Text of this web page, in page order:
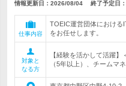
情報更新日：2026/08/04 終了予定日：
仕事内容
TOEIC運営団体における
をお任せします。
対象と
なる方
【経験を活かして活躍
（5年以上）、チームマ